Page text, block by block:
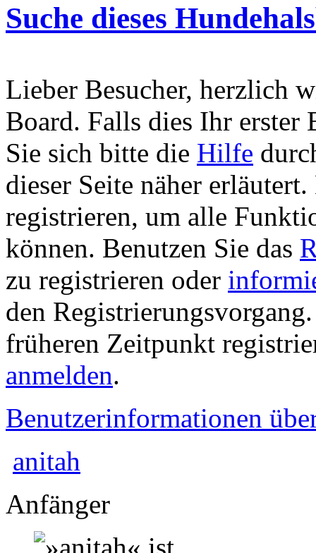
Suche dieses
Lieber Besucher, herzlich
Board. Falls dies Ihr erster
Sie sich bitte die Hilfe
dieser Seite näher
registrieren, um alle
können. Benutzen Sie das
zu registrieren oder
den
früheren Zeitpunkt
anmelden.
Benutzerinformationen
anitah
Anfänger